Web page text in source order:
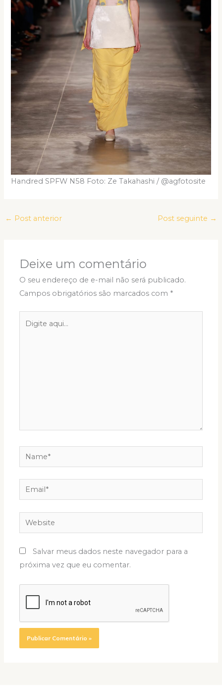
Handred SPFW N58 Foto: Ze Takahashi / @agfotosite
← Post anterior Post seguinte →
Deixe um comentário
O seu endereço de e-mail não será publicado.
Campos obrigatórios são marcados com *
aqui...
Name*
Email*
Website
Salvar meus dados neste navegador para a
próxima vez que eu comentar.